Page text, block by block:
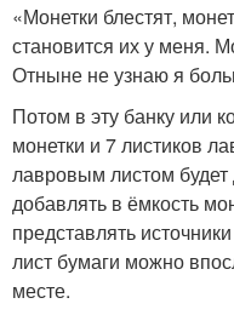
«Монетки блестят,
становится их у меня.
Отныне не узнаю я
Потом в эту банку или
монетки и 7 листиков
лавровым листом
добавлять в ёмкость
представлять
лист бумаги можно
месте.